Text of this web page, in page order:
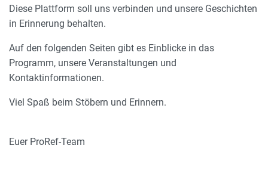
Diese Plattform soll uns verbinden und unsere Geschichten
in Erinnerung behalten.
Auf den folgenden Seiten gibt es Einblicke in das
Programm, unsere Veranstaltungen und
Kontaktinformationen.
Viel Spaß beim Stöbern und Erinnern.
Euer ProRef-Team